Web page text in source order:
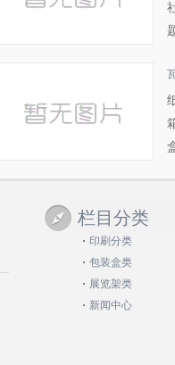
栏目分类
印刷分类
包装盒类
展览架类
新闻中心